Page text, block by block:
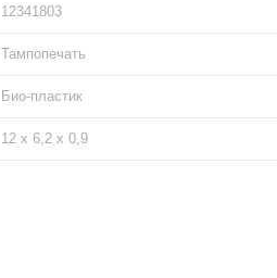
12341803
Тампопечать
Био-пластик
12 х 6,2 х 0,9